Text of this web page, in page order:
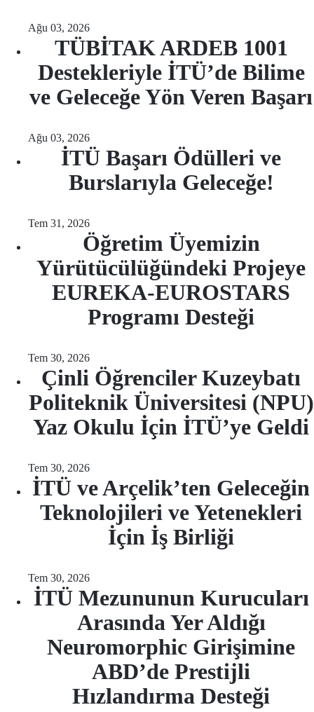
Ağu 03, 2026
TÜBİTAK ARDEB 1001
Destekleriyle İTÜ’de Bilime
ve Geleceğe Yön Veren Başarı
Ağu 03, 2026
İTÜ Başarı Ödülleri ve
Burslarıyla Geleceğe!
Tem 31, 2026
Öğretim Üyemizin
Yürütücülüğündeki Projeye
EUREKA-EUROSTARS
Programı Desteği
Tem 30, 2026
Çinli Öğrenciler Kuzeybatı
Politeknik Üniversitesi (NPU)
Yaz Okulu İçin İTÜ’ye Geldi
Tem 30, 2026
İTÜ ve Arçelik’ten Geleceğin
Teknolojileri ve Yetenekleri
İçin İş Birliği
Tem 30, 2026
İTÜ Mezununun Kurucuları
Arasında Yer Aldığı
Neuromorphic Girişimine
ABD’de Prestijli
Hızlandırma Desteği